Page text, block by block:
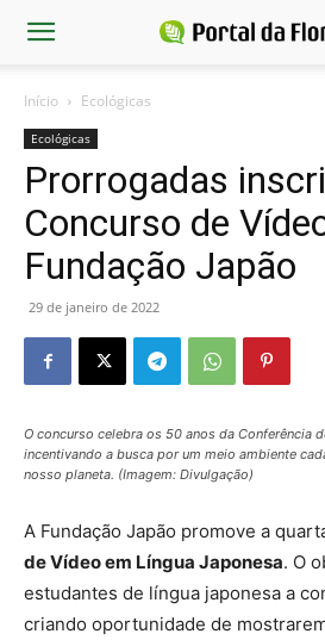
Início Ecológicas
Ecológicas
Prorrogadas
Concurso de
Fundação Japão
29 de janeiro de 2022
O concurso celebra os 50 anos da Conferência
incentivando a busca por um meio ambiente
nosso planeta. (Imagem: Divulgação)
A Fundação Japão promove a
de Vídeo em Língua Japonesa. O
estudantes de língua japonesa a
criando oportunidade de